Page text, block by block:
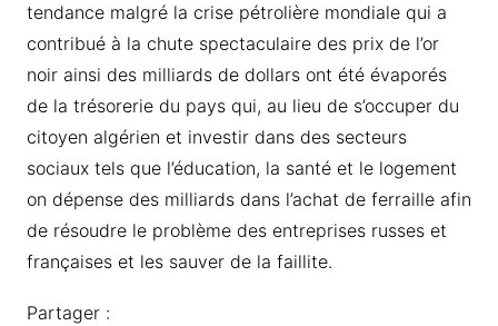
tendance malgré la crise pétrolière mondiale qui a
contribué à la chute spectaculaire des prix de l’or
noir ainsi des milliards de dollars ont été évaporés
de la trésorerie du pays qui, au lieu de s’occuper du
citoyen algérien et investir dans des secteurs
sociaux tels que l’éducation, la santé et le logement
on dépense des milliards dans l’achat de ferraille afin
de résoudre le problème des entreprises russes et
françaises et les sauver de la faillite.
Partager :